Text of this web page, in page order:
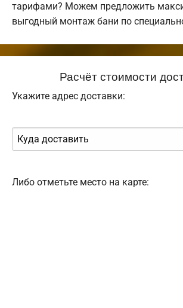
тарифами? Можем предложить
выгодный монтаж бани по
Расчёт стоимости
Укажите адрес доставки:
Либо отметьте место на карте: